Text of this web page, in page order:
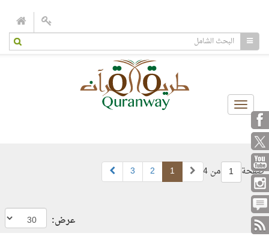
Toggle
navigation
صفحة 1 من 4 1
2
3
عرض: